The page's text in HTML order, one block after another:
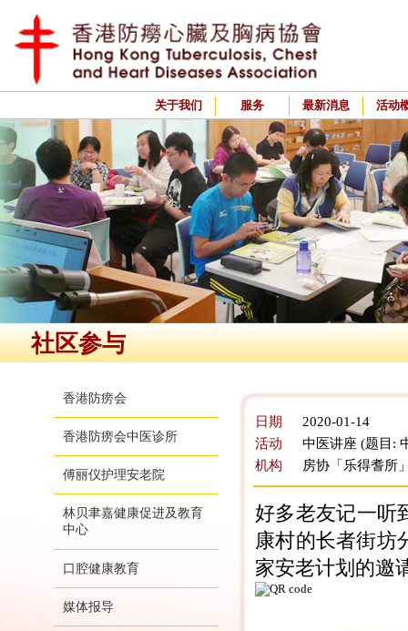
关于我们 服务 最新消息 活动
社区参与
香港防痨会
香港防痨会中医诊所
傅丽仪护理安老院
林贝聿嘉健康促进及教育
中心
口腔健康教育
媒体报导
日期
2020-01-14
活动
中医讲座 (题目:
机构
房协「乐得耆所
好多老友记一听
康村的长者街坊
家安老计划的邀